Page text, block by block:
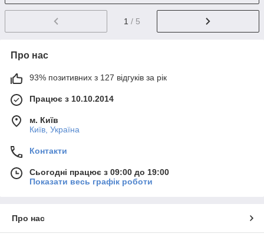
1 / 5
Про нас
93% позитивних з 127 відгуків за рік
Працює з 10.10.2014
м. Київ
Київ, Україна
Контакти
Сьогодні працює з 09:00 до 19:00
Показати весь графік роботи
Про нас